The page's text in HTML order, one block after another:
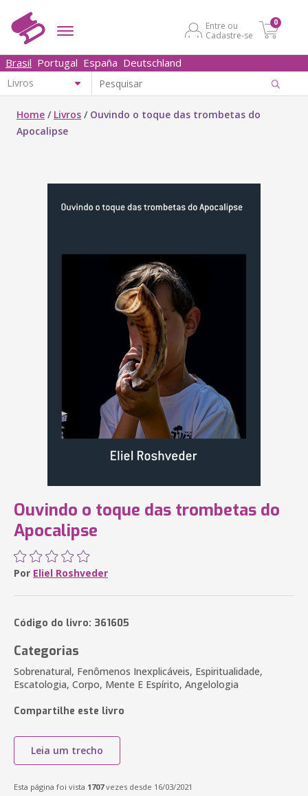
Entre ou
Cadastre-se
0
Brasil Portugal España Deutschland
Home / Livros / Ouvindo o toque das trombetas do
Apocalipse
Ouvindo o toque das trombetas do
Apocalipse
Por Eliel Roshveder
Código do livro: 361605
Categorias
Sobrenatural, Fenômenos Inexplicáveis, Espiritualidade,
Escatologia, Corpo, Mente E Espírito, Angelologia
Compartilhe este livro
Leia um trecho
Esta página foi vista 1707vezes desde 16/03/2021